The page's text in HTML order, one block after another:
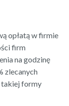
opłatą w firmie
firm
na godzinę
zlecanych
takiej formy